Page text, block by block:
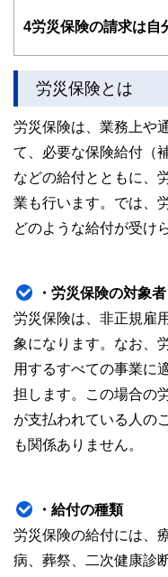
ど150名以上の
をわかりやすく
このように編集
執筆者・監修者
やすさはもちろ
な情報発信を実
私たちは、快適
コンシェルジュ
4労災保険の請求は自
労災保険とは
労災保険は、業務上や
て、必要な保険給付（
などの給付とともに、
業も行います。では、
どのような給付が受け
・労災保険の対象
労災保険は、非正規雇
象になります。なお、
用するすべての事業に
担します。この場合の
が支払われている人の
も関係ありません。
・給付の種類
労災保険の給付には、
病、葬祭、二次健康診